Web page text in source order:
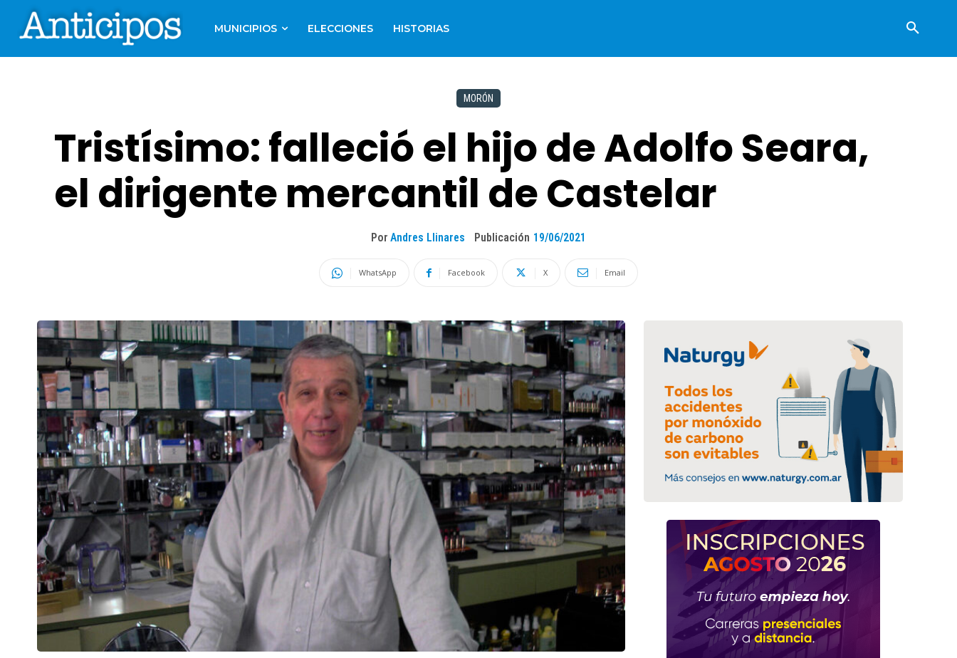
MUNICIPIOS ELECCIONES HISTORIAS
MORÓN
Tristísimo: falleció el hijo de Adolfo Seara,
el dirigente mercantil de Castelar
Por Andres Llinares Publicación 19/06/2021
WhatsApp Facebook X Email